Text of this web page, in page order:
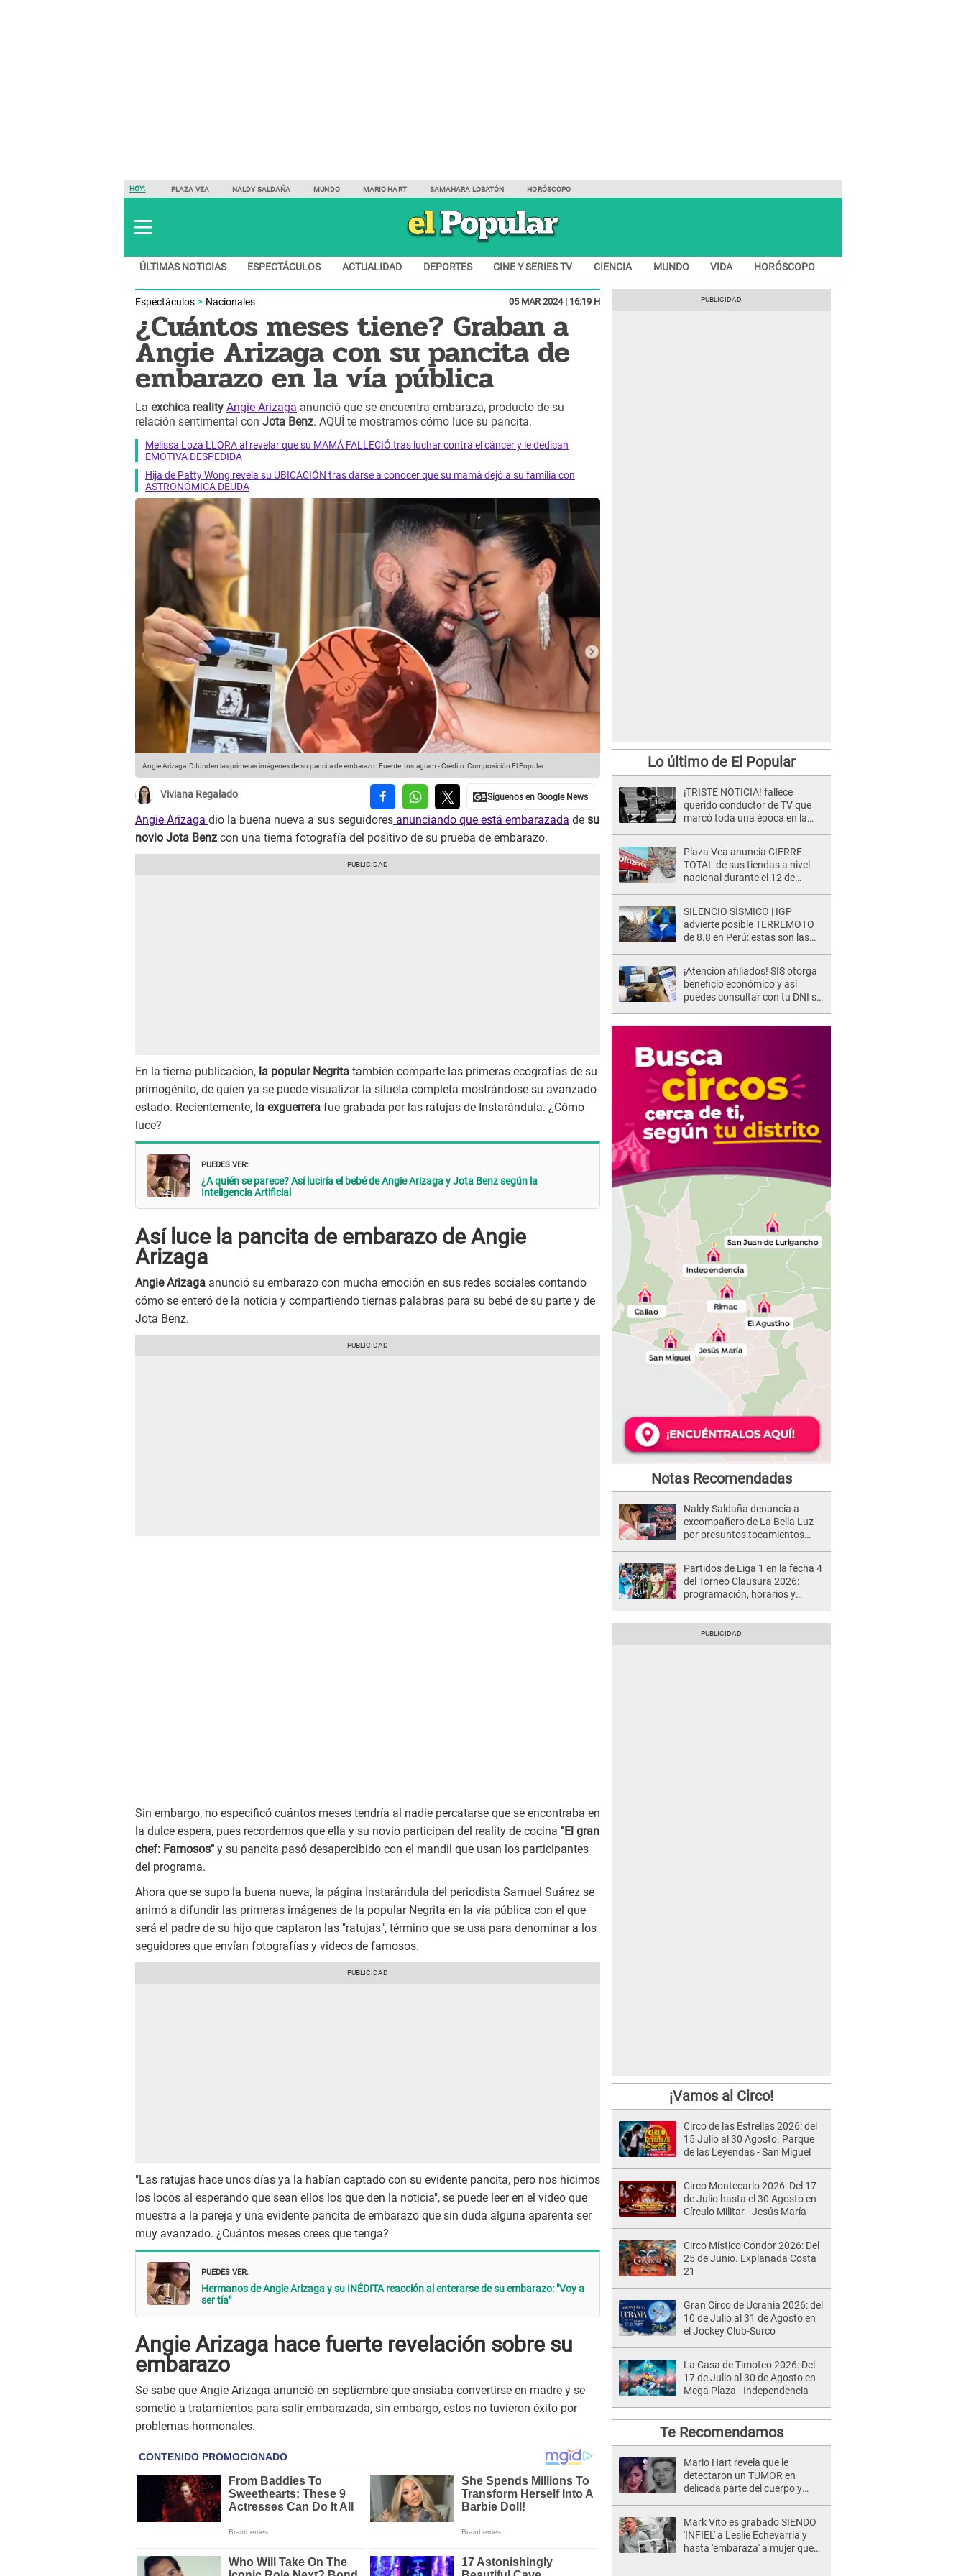
HOY: PLAZA VEA NALDY SALDAÑA MUNDO MARIO HART SAMAHARA LOBATÓN HORÓSCOPO
ÚLTIMAS NOTICIAS ESPECTÁCULOS ACTUALIDAD DEPORTES CINE Y SERIES TV CIENCIA MUNDO VIDA HORÓSCOPO
Espectáculos Nacionales 05 MAR 2024 | 16:19 H
¿Cuántos meses tiene? Graban a
Angie Arizaga con su pancita de
embarazo en la vía pública
La exchica reality Angie Arizaga anunció que se encuentra embaraza, producto de su
relación sentimental con Jota Benz. AQUÍ te mostramos cómo luce su pancita.
Melissa Loza LLORA al revelar que su MAMÁ FALLECIÓ tras luchar contra el cáncer y le dedican
EMOTIVA DESPEDIDA
Hija de Patty Wong revela su UBICACIÓN tras darse a conocer que su mamá dejó a su familia con
ASTRONÓMICA DEUDA
Angie Arizaga: Difunden las primeras imágenes de su pancita de embarazo. Fuente: Instagram -Crédito: Composición El Popular
Viviana Regalado
Angie Arizaga dio la buena nueva a sus seguidores anunciando que está embarazada de su
novio Jota Benz con una tierna fotografía del positivo de su prueba de embarazo.
En la tierna publicación, la popular Negrita también comparte las primeras ecografías de su
primogénito, de quien ya se puede visualizar la silueta completa mostrándose su avanzado
estado. Recientemente, la exguerrera fue grabada por las ratujas de Instarándula. ¿Cómo
luce?
PUEDES VER:
¿A quién se parece? Así luciría el bebé de Angie Arizaga y Jota Benz según la
Inteligencia Artificial
Así luce la pancita de embarazo de Angie
Arizaga
Angie Arizaga anunció su embarazo con mucha emoción en sus redes sociales contando
cómo se enteró de la noticia y compartiendo tiernas palabras para su bebé de su parte y de
Jota Benz.
Sin embargo, no especificó cuántos meses tendría al nadie percatarse que se encontraba en
la dulce espera, pues recordemos que ella y su novio participan del reality de cocina "El gran
chef: Famosos" y su pancita pasó desapercibido con el mandil que usan los participantes
del programa.
Ahora que se supo la buena nueva, la página Instarándula del periodista Samuel Suárez se
animó a difundir las primeras imágenes de la popular Negrita en la vía pública con el que
será el padre de su hijo que captaron las "ratujas", término que se usa para denominar a los
seguidores que envían fotografías y videos de famosos.
"Las ratujas hace unos días ya la habían captado con su evidente pancita, pero nos hicimos
los locos al esperando que sean ellos los que den la noticia", se puede leer en el video que
muestra a la pareja y una evidente pancita de embarazo que sin duda alguna aparenta ser
muy avanzado. ¿Cuántos meses crees que tenga?
PUEDES VER:
Hermanos de Angie Arizaga y su INÉDITA reacción al enterarse de su embarazo: "Voy a
ser tía"
Angie Arizaga hace fuerte revelación sobre su
embarazo
Se sabe que Angie Arizaga anunció en septiembre que ansiaba convertirse en madre y se
sometió a tratamientos para salir embarazada, sin embargo, estos no tuvieron éxito por
problemas hormonales.
Lo último de El Popular
¡TRISTE NOTICIA! fallece
querido conductor de TV que
marcó toda una época en la
Plaza Vea anuncia CIERRE
TOTAL de sus tiendas a nivel
nacional durante el 12 de
SILENCIO SÍSMICO | IGP
advierte posible TERREMOTO
de 8.8 en Perú: estas son las
¡Atención afiliados! SIS otorga
beneficio económico y así
puedes consultar con tu DNI si
Notas Recomendadas
Naldy Saldaña denuncia a
excompañero de La Bella Luz
por presuntos tocamientos
Partidos de Liga 1 en la fecha 4
del Torneo Clausura 2026:
programación, horarios y
¡Vamos al Circo!
Circo de las Estrellas 2026: del
15 Julio al 30 Agosto. Parque
de las Leyendas - San Miguel
Circo Montecarlo 2026: Del 17
de Julio hasta el 30 Agosto en
Círculo Militar - Jesús María
Circo Místico Condor 2026: Del
25 de Junio. Explanada Costa
21
Gran Circo de Ucrania 2026: del
10 de Julio al 31 de Agosto en
el Jockey Club-Surco
La Casa de Timoteo 2026: Del
17 de Julio al 30 de Agosto en
Mega Plaza - Independencia
Te Recomendamos
Mario Hart revela que le
detectaron un TUMOR en
delicada parte del cuerpo y
Mark Vito es grabado SIENDO
'INFIEL' a Leslie Echevarría y
hasta 'embaraza' a mujer que